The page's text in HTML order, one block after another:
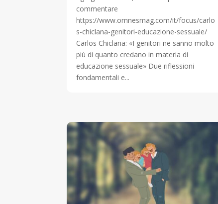
commentare
https://www.omnesmag.com/it/focus/carlo
s-chiclana-genitori-educazione-sessuale/
Carlos Chiclana: «I genitori ne sanno molto
più di quanto credano in materia di
educazione sessuale» Due riflessioni
fondamentali e...